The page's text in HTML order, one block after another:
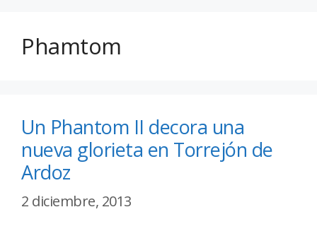
Phamtom
Un Phantom II decora una
nueva glorieta en Torrejón de
Ardoz
2 diciembre, 2013